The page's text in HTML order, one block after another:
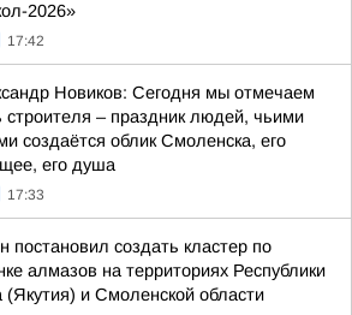
2026»
17:42
Новиков: Сегодня мы отмечаем
строителя – праздник людей, чьими
создаётся облик Смоленска, его
его душа
17:33
постановил создать кластер по
алмазов на территориях Республики
(Якутия) и Смоленской области